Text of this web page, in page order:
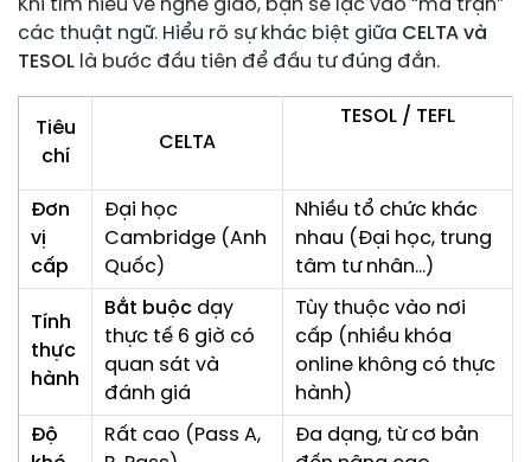
Khi tìm hiểu về nghề giáo, bạn sẽ lạc vào “ma trận”
các thuật ngữ. Hiểu rõ sự khác biệt giữa CELTA và
TESOL là bước đầu tiên để đầu tư đúng đắn.
Tiêu
chí
CELTA
TESOL / TEFL
Đơn
vị
cấp
Đại học
Cambridge (Anh
Quốc)
Nhiều tổ chức khác
nhau (Đại học, trung
tâm tư nhân…)
Tính
thực
hành
Bắt buộc dạy
thực tế 6 giờ có
quan sát và
đánh giá
Tùy thuộc vào nơi
cấp (nhiều khóa
online không có thực
hành)
Độ
Rất cao (Pass A,
Đa dạng, từ cơ bản